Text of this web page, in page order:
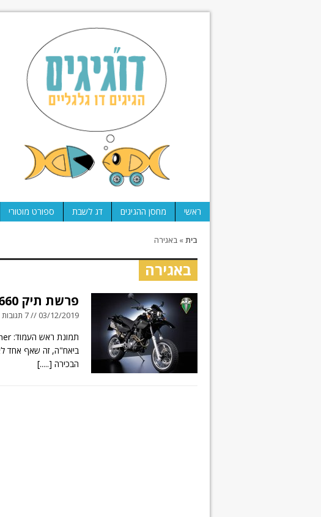
ראשי מחסן ההגיגים דג לשבת ספורט מוטורי
בית» באגירה
באגירה
פרשת תיק 660
03/12/2019 // 7 תגובות
ביאח"ה, זה שאף אחד
הבכירה [.....]